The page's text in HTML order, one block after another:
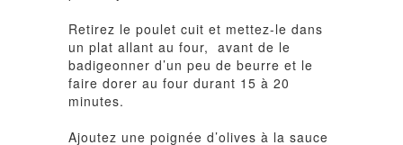
Retirez le poulet cuit et mettez-le dans
un plat allant au four, avant de le
badigeonner d’un peu de beurre et le
faire dorer au four durant 15 à 20
minutes.
Ajoutez une poignée d’olives à la sauce